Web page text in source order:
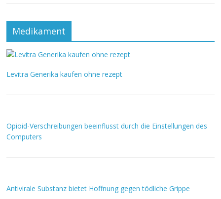
Medikament
Levitra Generika kaufen ohne rezept
Opioid-Verschreibungen beeinflusst durch die Einstellungen des
Computers
Antivirale Substanz bietet Hoffnung gegen tödliche Grippe